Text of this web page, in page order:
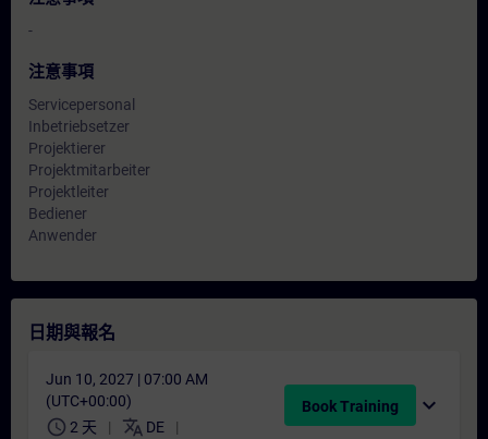
-
注意事項
Servicepersonal
Inbetriebsetzer
Projektierer
Projektmitarbeiter
Projektleiter
Bediener
Anwender
日期與報名
Jun 10, 2027 | 07:00 AM
(UTC+00:00)
schedule 2 天 translate DE
Book Training expand_more